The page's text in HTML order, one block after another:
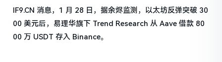
IF9.CN 消息，1 月 28 日，据余烬监测，以太坊反弹突破 30
00 美元后，易理华旗下 Trend Research 从 Aave 借款 80
00 万 USDT 存入 Binance。